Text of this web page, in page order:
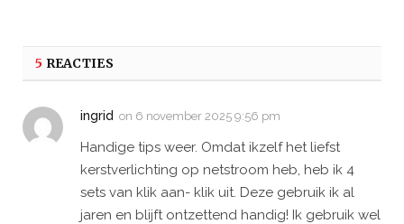
5 REACTIES
ingrid on 6 november 2025 9:56 pm
Handige tips weer. Omdat ikzelf het liefst
kerstverlichting op netstroom heb, heb ik 4
sets van klik aan- klik uit. Deze gebruik ik al
jaren en blijft ontzettend handig! Ik gebruik wel